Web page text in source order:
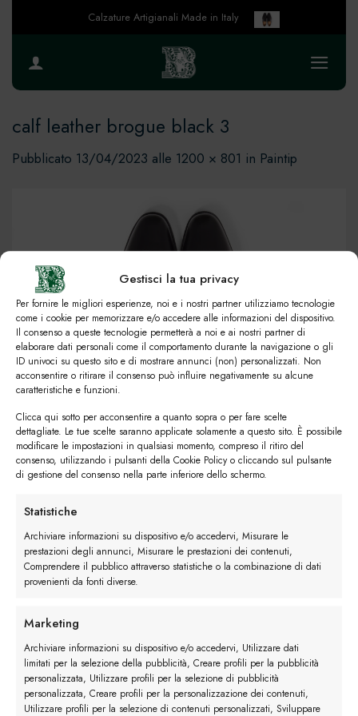
Gestisci la tua privacy
Per fornire le migliori esperienze, noi e i nostri partner utilizziamo tecnologie
come i cookie per memorizzare e/o accedere alle informazioni del dispositivo.
Il consenso a queste tecnologie permetterà a noi e ai nostri partner di
elaborare dati personali come il comportamento durante la navigazione o gli
ID univoci su questo sito e di mostrare annunci (non) personalizzati. Non
acconsentire o ritirare il consenso può influire negativamente su alcune
caratteristiche e funzioni.
Clicca qui sotto per acconsentire a quanto sopra o per fare scelte
dettagliate. Le tue scelte saranno applicate solamente a questo sito. È possibile
modificare le impostazioni in qualsiasi momento, compreso il ritiro del
consenso, utilizzando i pulsanti della Cookie Policy o cliccando sul pulsante
di gestione del consenso nella parte inferiore dello schermo.
Statistiche
Archiviare informazioni su dispositivo e/o accedervi, Misurare le
prestazioni degli annunci, Misurare le prestazioni dei contenuti,
Comprendere il pubblico attraverso statistiche o la combinazione di dati
provenienti da fonti diverse.
Marketing
Archiviare informazioni su dispositivo e/o accedervi, Utilizzare dati
limitati per la selezione della pubblicità, Creare profili per la pubblicità
personalizzata, Utilizzare profili per la selezione di pubblicità
personalizzata, Creare profili per la personalizzazione dei contenuti,
Utilizzare profili per la selezione di contenuti personalizzati, Sviluppare
Calzature Artigianali Made in Italy
calf leather brogue black 3
Pubblicato 13/04/2023 alle 1200 × 801 in Paintip
#image_title
#image_title
←Precedente
Successivo→
Lascia un commento
Devi essereconnessoper inviare un commento.